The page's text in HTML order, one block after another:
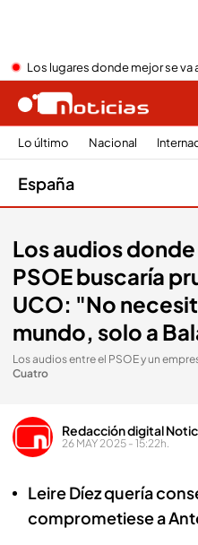
Los lugares donde mejor se va
Lo último Nacional
España
Los audios
PSOE buscaría
UCO: "No
mundo, solo a
Los audios entre el PSOE y un
Cuatro
Redacción digital
26 MAY 2025 - 15:22h.
Leire Díez quería
comprometiese a